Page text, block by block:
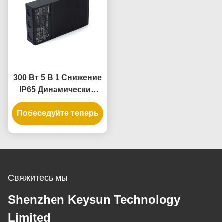
300 Вт 5 В 1 Снижение
IP65 Динамический
светодиодный
драйвер для
сжимаемого
Побеседуйте теперь
Свяжитесь мы
Shenzhen Keysun Technology
Limited